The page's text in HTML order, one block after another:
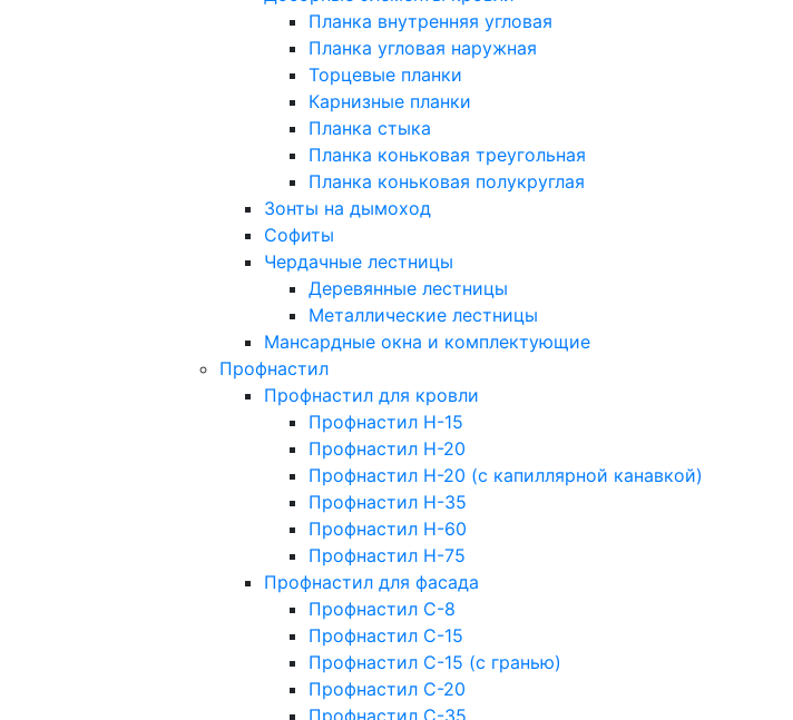
Планка внутренняя угловая
Планка угловая наружная
Торцевые планки
Карнизные планки
Планка стыка
Планка коньковая треугольная
Планка коньковая полукруглая
Зонты на дымоход
Софиты
Чердачные лестницы
Деревянные лестницы
Металлические лестницы
Мансардные окна и комплектующие
Профнастил
Профнастил для кровли
Профнастил Н-15
Профнастил Н-20
Профнастил Н-20 (с капиллярной канавкой)
Профнастил Н-35
Профнастил Н-60
Профнастил Н-75
Профнастил для фасада
Профнастил С-8
Профнастил С-15
Профнастил С-15 (с гранью)
Профнастил С-20
Профнастил С-35